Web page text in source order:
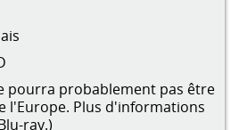
pourra probablement pas être
l'Europe. Plus d'informations
ray.)